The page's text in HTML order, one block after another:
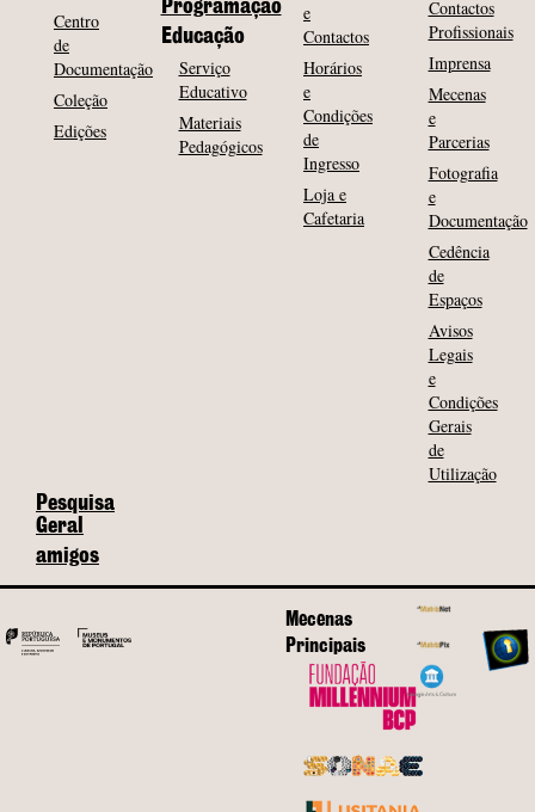
Centro
de
Documentação
Coleção
Edições
Programação
Educação
Serviço
Educativo
Materiais
Pedagógicos
e
Contactos
Horários
e
Condições
de
Ingresso
Loja e
Cafetaria
Contactos
Profissionais
Imprensa
Mecenas
e
Parcerias
Fotografia
e
Documentação
Cedência
de
Espaços
Avisos
Legais
e
Condições
Gerais
de
Utilização
Pesquisa
Geral
amigos
Mecenas
Principais